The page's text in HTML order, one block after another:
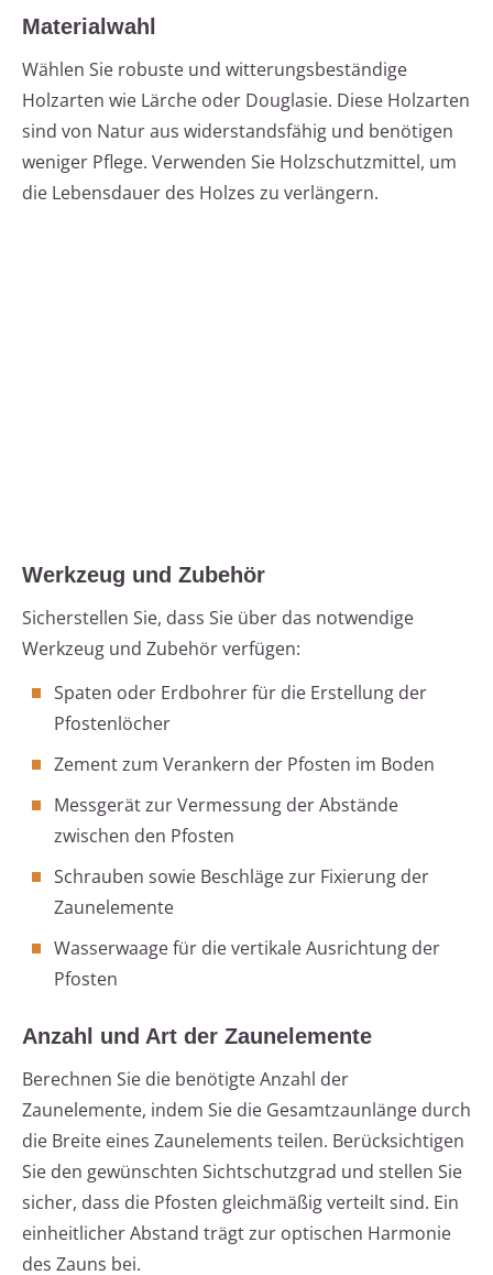
Materialwahl
Wählen Sie robuste und witterungsbeständige
Holzarten wie Lärche oder Douglasie. Diese Holzarten
sind von Natur aus widerstandsfähig und benötigen
weniger Pflege. Verwenden Sie Holzschutzmittel, um
die Lebensdauer des Holzes zu verlängern.
Werkzeug und Zubehör
Sicherstellen Sie, dass Sie über das notwendige
Werkzeug und Zubehör verfügen:
Spaten oder Erdbohrer für die Erstellung der
Pfostenlöcher
Zement zum Verankern der Pfosten im Boden
Messgerät zur Vermessung der Abstände
zwischen den Pfosten
Schrauben sowie Beschläge zur Fixierung der
Zaunelemente
Wasserwaage für die vertikale Ausrichtung der
Pfosten
Anzahl und Art der Zaunelemente
Berechnen Sie die benötigte Anzahl der
Zaunelemente, indem Sie die Gesamtzaunlänge durch
die Breite eines Zaunelements teilen. Berücksichtigen
Sie den gewünschten Sichtschutzgrad und stellen Sie
sicher, dass die Pfosten gleichmäßig verteilt sind. Ein
einheitlicher Abstand trägt zur optischen Harmonie
des Zauns bei.